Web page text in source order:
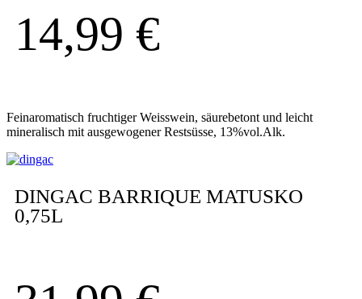
14,99 €
Feinaromatisch fruchtiger Weisswein, säurebetont und leicht
mineralisch mit ausgewogener Restsüsse, 13%vol.Alk.
DINGAC BARRIQUE MATUSKO
0,75L